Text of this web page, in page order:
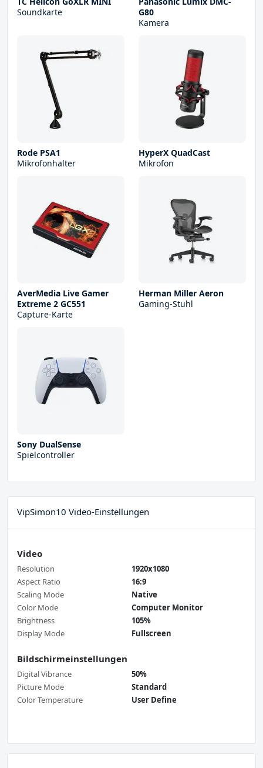
Soundkarte
G80
Kamera
Rode PSA1
Mikrofonhalter
HyperX QuadCast
Mikrofon
AverMedia Live Gamer
Extreme 2 GC551
Capture-Karte
Herman Miller Aeron
Gaming-Stuhl
Sony DualSense
Spielcontroller
VipSimon10 Video-Einstellungen
Video
Resolution
1920x1080
Aspect Ratio
16:9
Scaling Mode
Native
Color Mode
Computer Monitor
Brightness
105%
Display Mode
Fullscreen
Bildschirmeinstellungen
Digital Vibrance
50%
Picture Mode
Standard
Color Temperature
User Define